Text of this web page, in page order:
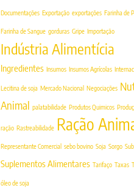
Documentações Exportação exportações Farinha de
Farinha de Sangue gorduras Gripe Importação
Indústria Alimentícia
Ingredientes Insumos Insumos Agrícolas
Lecitina de soja Mercado Nacional Negociações
Animal palatabilidade Produtos Quimicos
ração Rastreabilidade Ração
Representante Comercial sebo bovino Soja Sorgo
Suplementos Alimentares Tarifaço Taxas
óleo de soja